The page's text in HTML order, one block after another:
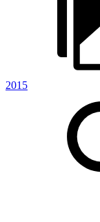
2015